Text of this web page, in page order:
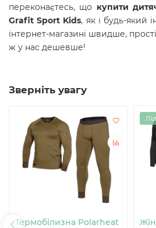
переконаєтесь, що купити
Grafit Sport Kids, як і будь-який
інтернет-магазині швидше,
ж у нас дешевше!
Зверніть увагу
Термобілизна Polarheat